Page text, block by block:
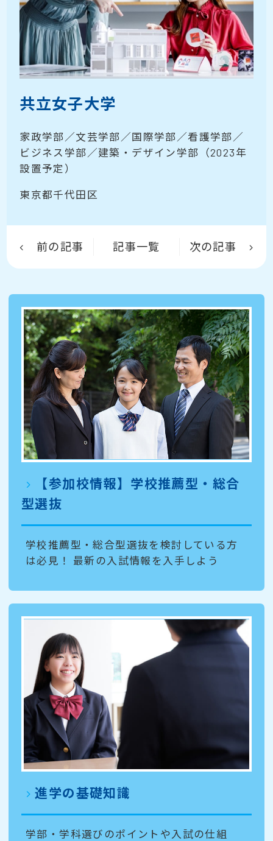
共立女子大学
家政学部／文芸学部／国際学部／看護学部／
ビジネス学部／建築・デザイン学部（2023年
設置予定）
東京都千代田区
前の記事 記事一覧 次の記事
【参加校情報】学校推薦型・総合
型選抜
学校推薦型・総合型選抜を検討している方
は必見！ 最新の入試情報を入手しよう
進学の基礎知識
学部・学科選びのポイントや入試の仕組